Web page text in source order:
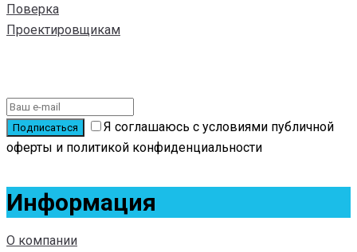
Поверка
Проектировщикам
Я соглашаюсь с условиями публичной
оферты и политикой конфиденциальности
Информация
О компании